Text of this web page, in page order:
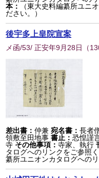
本：
（東大史料編纂所ユニ
ださい。）
後宇多上皇院宣案
メ函/53/ 正安年9月28日 （
差出書：仲兼 宛名書：長者
領敷至田地事書止：恐惶謹
寺 その他事項：寺家、執行
タログへのリンクをご参照く
纂所ユニオンカタログへの